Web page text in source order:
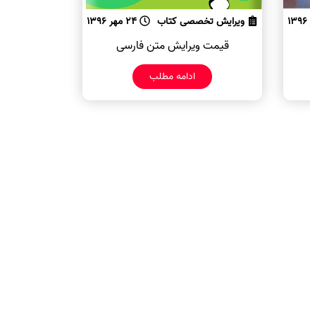
ویرایش تخصصی کتاب
قیمت ویرایش متن فارسی
ادامه مطلب